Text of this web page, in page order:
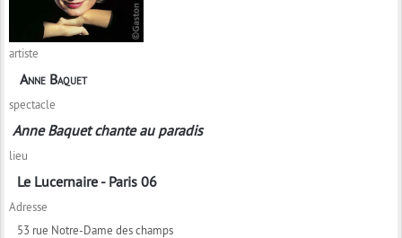
artiste
Anne Baquet
spectacle
Anne Baquet chante au paradis
lieu
Le Lucernaire - Paris 06
Adresse
53 rue Notre-Dame des champs